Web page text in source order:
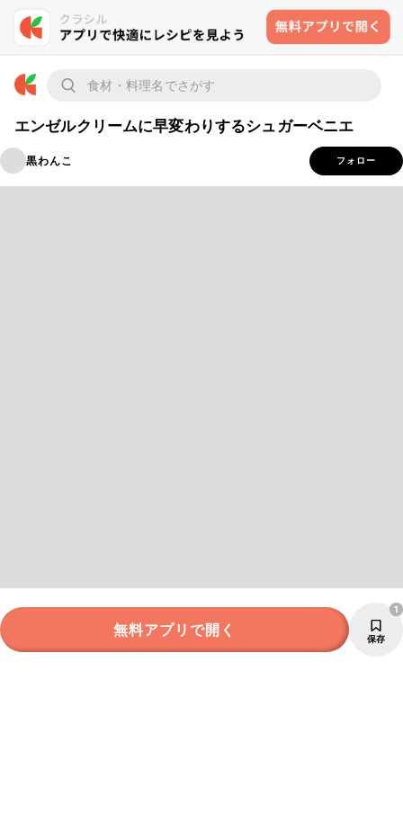
エンゼルクリームに早変わりするシュガーベニエ
黒わんこ フォロー
無料アプリで開く 保存
1